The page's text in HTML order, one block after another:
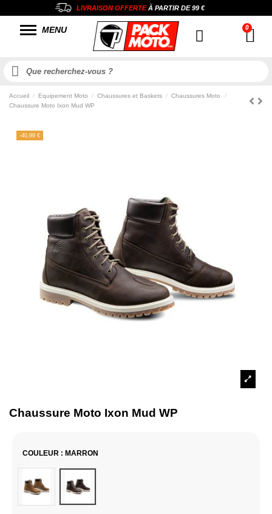
LIVRAISON OFFERTEÀ PARTIR DE99 €
MENU
Accueil Equipement Moto Chaussures et Baskets
Chaussures Moto
Chaussure Moto Ixon Mud WP
-40,99 €
Chaussure Moto Ixon Mud WP
COULEUR : MARRON